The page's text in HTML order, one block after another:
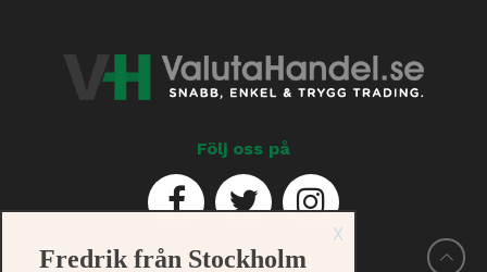
X
Fredrik från Stockholm
Följ oss på